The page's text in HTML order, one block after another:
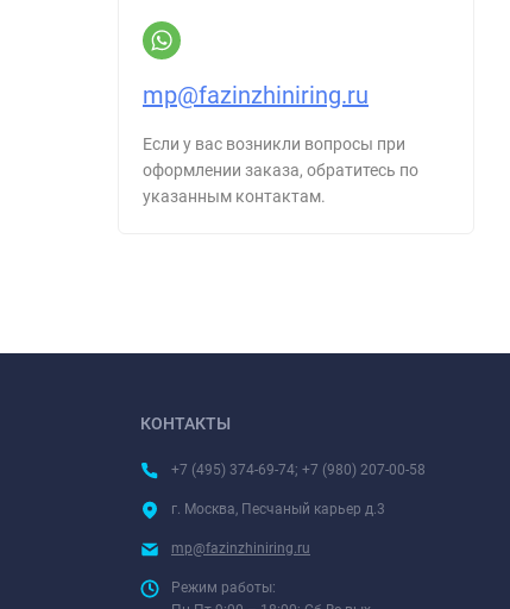
mp@fazinzhiniring.ru
Если у вас возникли вопросы при
оформлении заказа, обратитесь по
указанным контактам.
КОНТАКТЫ
+7 (495) 374-69-74; +7 (980) 207-00-58
г. Москва, Песчаный карьер д.3
mp@fazinzhiniring.ru
Режим работы: